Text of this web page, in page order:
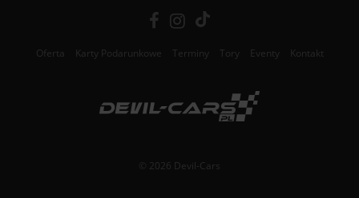
Oferta Karty Podarunkowe Terminy Tory Eventy Kontakt
© 2026 Devil-Cars